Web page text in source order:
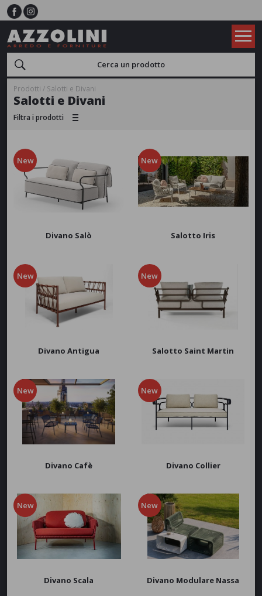
Prodotti Salotti e Divani
Salotti e Divani
Filtra i prodotti
Utilizzo
Esterno
APPLICA
Tipologia
Set completo
Divano singolo
Modulare - Componibile
APPLICA
Materiale
Acciaio - Ferro
Legno
Fibra sintetica
Imbottito
Materiale Plastico
APPLICA
Classico
APPLICA
Marchi
Emu
Fast
Talenti
Grosfillex
Roda
Fermob
Myyour
Unopiù
APPLICA
New
Divano Salò
New
Salotto Iris
New
Divano Antigua
New
Salotto Saint Martin
New
Divano Cafè
New
Divano Collier
New
Divano Scala
New
Divano Modulare Nassa